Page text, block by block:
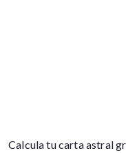
Calcula tu carta astral